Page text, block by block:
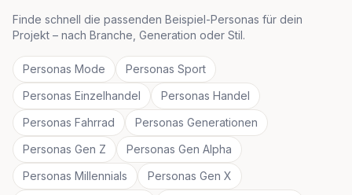
Finde schnell die passenden Beispiel-Personas für dein
Projekt – nach Branche, Generation oder Stil.
Personas Mode
Personas Sport
Personas Einzelhandel
Personas Handel
Personas Fahrrad
Personas Generationen
Personas Gen Z
Personas Gen Alpha
Personas Millennials
Personas Gen X